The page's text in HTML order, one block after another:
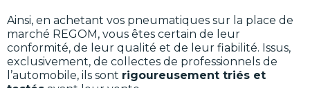
Ainsi, en achetant vos pneumatiques sur la place de
marché REGOM, vous êtes certain de leur
conformité, de leur qualité et de leur fiabilité. Issus,
exclusivement, de collectes de professionnels de
l’automobile, ils sont rigoureusement triés et